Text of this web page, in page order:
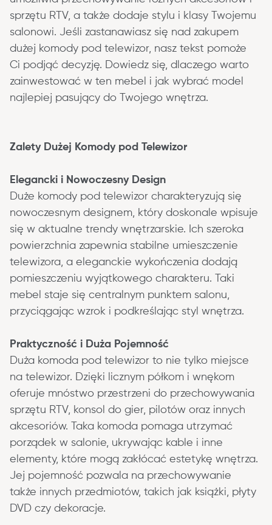
sprzętu RTV, a także dodaje stylu i klasy Twojemu
salonowi. Jeśli zastanawiasz się nad zakupem
dużej komody pod telewizor, nasz tekst pomoże
Ci podjąć decyzję. Dowiedz się, dlaczego warto
zainwestować w ten mebel i jak wybrać model
najlepiej pasujący do Twojego wnętrza.
Zalety Dużej Komody pod Telewizor
Elegancki i Nowoczesny Design
Duże komody pod telewizor charakteryzują się
nowoczesnym designem, który doskonale wpisuje
się w aktualne trendy wnętrzarskie. Ich szeroka
powierzchnia zapewnia stabilne umieszczenie
telewizora, a eleganckie wykończenia dodają
pomieszczeniu wyjątkowego charakteru. Taki
mebel staje się centralnym punktem salonu,
przyciągając wzrok i podkreślając styl wnętrza.
Praktyczność i Duża Pojemność
Duża komoda pod telewizor to nie tylko miejsce
na telewizor. Dzięki licznym półkom i wnękom
oferuje mnóstwo przestrzeni do przechowywania
sprzętu RTV, konsol do gier, pilotów oraz innych
akcesoriów. Taka komoda pomaga utrzymać
porządek w salonie, ukrywając kable i inne
elementy, które mogą zakłócać estetykę wnętrza.
Jej pojemność pozwala na przechowywanie
także innych przedmiotów, takich jak książki, płyty
DVD czy dekoracje.